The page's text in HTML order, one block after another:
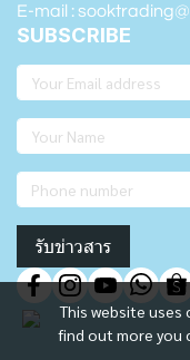
This website
find out more you
E-mail :
SUBSCRIBE
รับข่าวสาร